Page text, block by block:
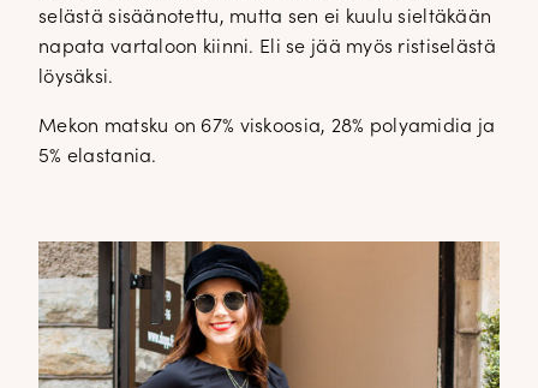
selästä sisäänotettu, mutta sen ei kuulu sieltäkään
napata vartaloon kiinni. Eli se jää myös ristiselästä
löysäksi.
Mekon matsku on 67% viskoosia, 28% polyamidia ja
5% elastania.